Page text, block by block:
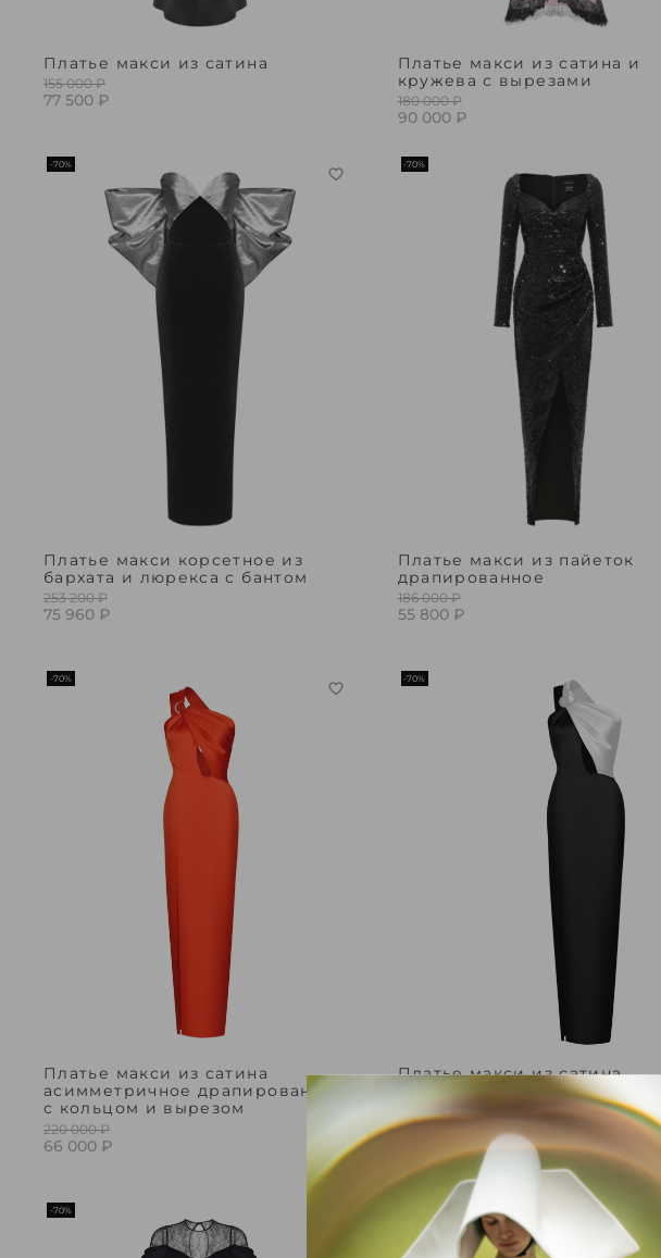
Платье макси из сатина
155 000 ₽
77 500 ₽
Платье макси из сатина и
кружева с вырезами
180 000 ₽
90 000 ₽
-70%
Платье макси корсетное из
бархата и люрекса с бантом
253 200 ₽
75 960 ₽
-70%
Платье макси из пайеток
драпированное
186 000 ₽
55 800 ₽
-70%
Платье макси из сатина
асимметричное драпированное
с кольцом и вырезом
220 000 ₽
66 000 ₽
-70%
Платье макси из сатина
асимметричное
с кольцом и вырезом
215 900 ₽
-70%